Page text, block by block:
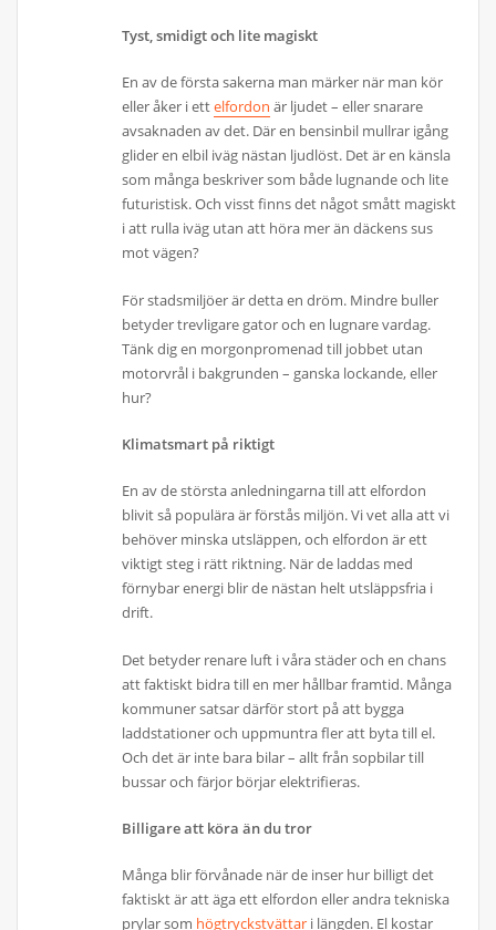
Tyst, smidigt och lite magiskt
En av de första sakerna man märker när man kör
eller åker i ettelfordon är ljudet – eller snarare
avsaknaden av det. Där en bensinbil mullrar igång
glider en elbil iväg nästan ljudlöst. Det är en känsla
som många beskriver som både lugnande och lite
futuristisk. Och visst finns det något smått magiskt
i att rulla iväg utan att höra mer än däckens sus
mot vägen?
För stadsmiljöer är detta en dröm. Mindre buller
betyder trevligare gator och en lugnare vardag.
Tänk dig en morgonpromenad till jobbet utan
motorvrål i bakgrunden – ganska lockande, eller
hur?
Klimatsmart på riktigt
En av de största anledningarna till att elfordon
blivit så populära är förstås miljön. Vi vet alla att vi
behöver minska utsläppen, och elfordon är ett
viktigt steg i rätt riktning. När de laddas med
förnybar energi blir de nästan helt utsläppsfria i
drift.
Det betyder renare luft i våra städer och en chans
att faktiskt bidra till en mer hållbar framtid. Många
kommuner satsar därför stort på att bygga
laddstationer och uppmuntra fler att byta till el.
Och det är inte bara bilar – allt från sopbilar till
bussar och färjor börjar elektrifieras.
Billigare att köra än du tror
Många blir förvånade när de inser hur billigt det
faktiskt är att äga ett elfordon eller andra tekniska
prylar som högtryckstvättar i längden. El kostar